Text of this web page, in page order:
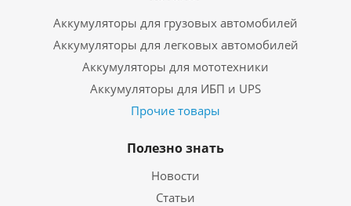
Аккумуляторы для грузовых автомобилей
Аккумуляторы для легковых автомобилей
Аккумуляторы для мототехники
Аккумуляторы для ИБП и UPS
Прочие товары
Полезно знать
Новости
Статьи